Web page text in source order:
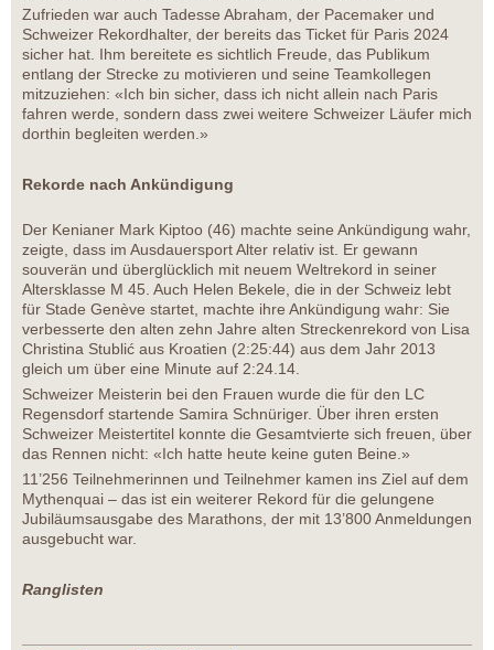
Zufrieden war auch Tadesse Abraham, der Pacemaker und
Schweizer Rekordhalter, der bereits das Ticket für Paris 2024
sicher hat. Ihm bereitete es sichtlich Freude, das Publikum
entlang der Strecke zu motivieren und seine Teamkollegen
mitzuziehen: «Ich bin sicher, dass ich nicht allein nach Paris
fahren werde, sondern dass zwei weitere Schweizer Läufer mich
dorthin begleiten werden.»
Rekorde nach Ankündigung
Der Kenianer Mark Kiptoo (46) machte seine Ankündigung wahr,
zeigte, dass im Ausdauersport Alter relativ ist. Er gewann
souverän und überglücklich mit neuem Weltrekord in seiner
Altersklasse M 45. Auch Helen Bekele, die in der Schweiz lebt
für Stade Genève startet, machte ihre Ankündigung wahr: Sie
verbesserte den alten zehn Jahre alten Streckenrekord von Lisa
Christina Stublić aus Kroatien (2:25:44) aus dem Jahr 2013
gleich um über eine Minute auf 2:24.14.
Schweizer Meisterin bei den Frauen wurde die für den LC
Regensdorf startende Samira Schnüriger. Über ihren ersten
Schweizer Meistertitel konnte die Gesamtvierte sich freuen, über
das Rennen nicht: «Ich hatte heute keine guten Beine.»
11’256 Teilnehmerinnen und Teilnehmer kamen ins Ziel auf dem
Mythenquai – das ist ein weiterer Rekord für die gelungene
Jubiläumsausgabe des Marathons, der mit 13’800 Anmeldungen
ausgebucht war.
Ranglisten